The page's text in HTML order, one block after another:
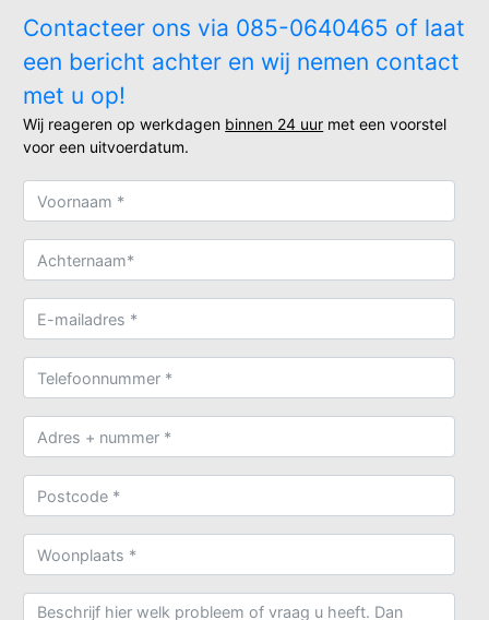
Contacteer ons via 085-0640465 of laat
een bericht achter en wij nemen contact
met u op!
Wij reageren op werkdagen binnen 24 uur met een voorstel
voor een uitvoerdatum.